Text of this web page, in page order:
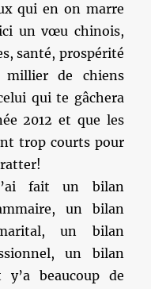
qui en on marre
un vœu chinois,
santé, prospérité
de chiens
qui te gâchera
2012 et que les
trop courts pour
fait un bilan
un bilan
un bilan
un bilan
beaucoup de